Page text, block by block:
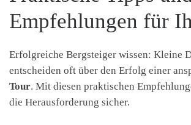
Empfehlungen für
Erfolgreiche Bergsteiger wissen: Kleine
entscheiden oft über den Erfolg einer
Tour. Mit diesen praktischen
die Herausforderung sicher.